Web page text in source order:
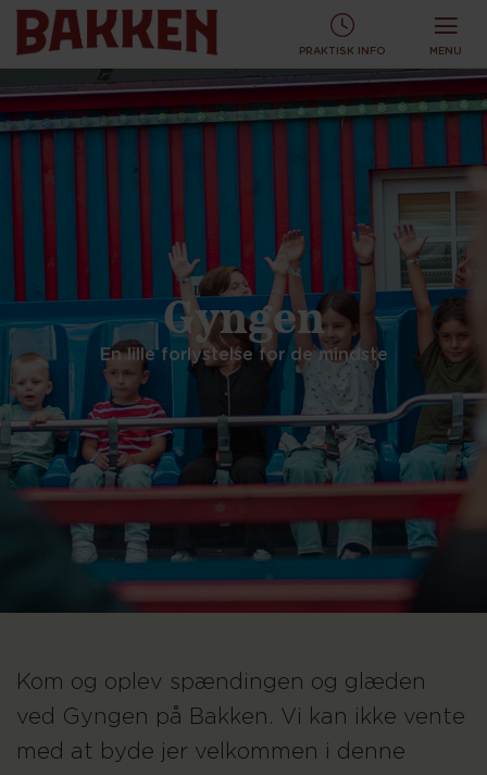
Gyngen
En lille forlystelse for de mindste
Kom og oplev spændingen og glæden
ved Gyngen på Bakken. Vi kan ikke vente
med at byde jer velkommen i denne
PRAKTISK INFO MENU
KØB TURBÅND ONLINE OG SPAR! KØB ONLINE